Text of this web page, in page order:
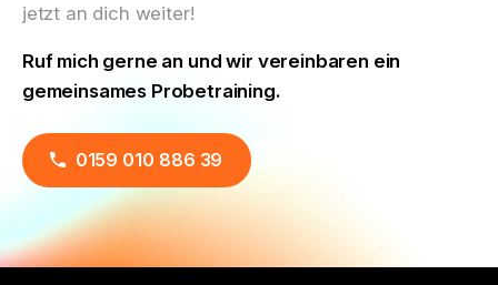
jetzt an dich weiter!
Ruf mich gerne an und wir vereinbaren ein
gemeinsames Probetraining.
0159 010 886 39